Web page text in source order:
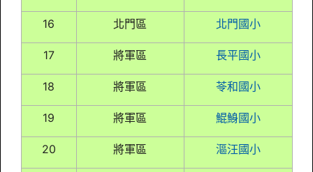
16 北門區 北門國小
17 將軍區 長平國小
18 將軍區 苓和國小
19 將軍區 鯤鯓國小
20 將軍區 漚汪國小